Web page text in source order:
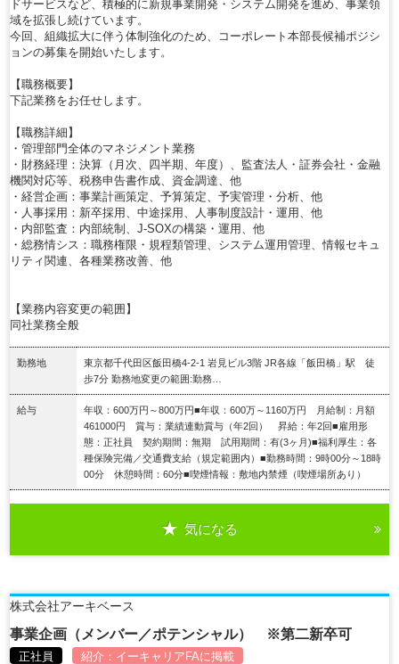
ドサービスなど、積極的に新規事業開発・システム開発を進め、事業領
域を拡張し続けています。
今回、組織拡大に伴う体制強化のため、コーポレート本部長候補ポジシ
ョンの募集を開始いたします。
【職務概要】
下記業務をお任せします。
【職務詳細】
・管理部門全体のマネジメント業務
・財務経理：決算（月次、四半期、年度）、監査法人・証券会社・金融
機関対応等、税務申告書作成、資金調達、他
・経営企画：事業計画策定、予算策定、予実管理・分析、他
・人事採用：新卒採用、中途採用、人事制度設計・運用、他
・内部監査：内部統制、J-SOXの構築・運用、他
・総務情シス：職務権限・規程類管理、システム運用管理、情報セキュ
リティ関連、各種業務改善、他
【業務内容変更の範囲】
同社業務全般
勤務地
東京都千代田区飯田橋4-2-1 岩見ビル3階 JR各線「飯田橋」駅 徒
歩7分 勤務地変更の範囲:勤務…
給与
年収：600万円～800万円■年収：600万～1160万円 月給制：月額
461000円 賞与：業績連動賞与（年2回） 昇給：年2回■雇用形
態：正社員 契約期間：無期 試用期間：有(3ヶ月)■福利厚生：各
種保険完備／交通費支給（規定範囲内）■勤務時間：9時00分～18時
00分 休憩時間：60分■喫煙情報：敷地内禁煙（喫煙場所あり）
気になる
株式会社アーキベース
事業企画（メンバー／ポテンシャル） ※第二新卒可
正社員 紹介： イーキャリアFAに掲載